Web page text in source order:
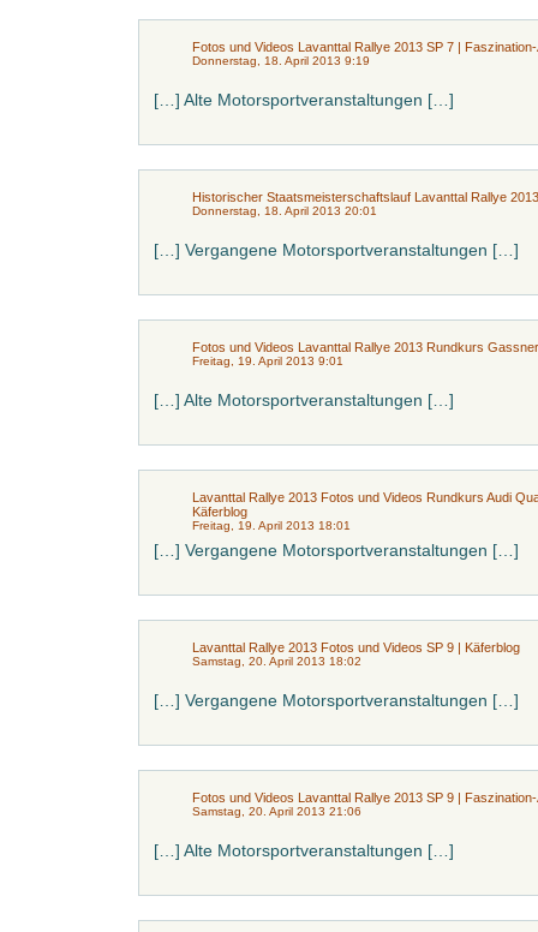
Fotos und Videos Lavanttal Rallye 2013 SP 7 |
Donnerstag, 18. April 2013 9:19
[…] Alte Motorsportveranstaltungen […]
Historischer Staatsmeisterschaftslauf Lavanttal Rallye
Donnerstag, 18. April 2013 20:01
[…] Vergangene Motorsportveranstaltungen […]
Fotos und Videos Lavanttal Rallye 2013 Rundkurs
Freitag, 19. April 2013 9:01
[…] Alte Motorsportveranstaltungen […]
Lavanttal Rallye 2013 Fotos und Videos Rundkurs Audi
Käferblog
Freitag, 19. April 2013 18:01
[…] Vergangene Motorsportveranstaltungen […]
Lavanttal Rallye 2013 Fotos und Videos SP 9 | Käferblog
Samstag, 20. April 2013 18:02
[…] Vergangene Motorsportveranstaltungen […]
Fotos und Videos Lavanttal Rallye 2013 SP 9 |
Samstag, 20. April 2013 21:06
[…] Alte Motorsportveranstaltungen […]